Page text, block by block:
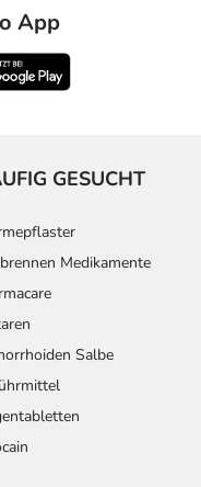
App
GESUCHT
Medikamente
Salbe